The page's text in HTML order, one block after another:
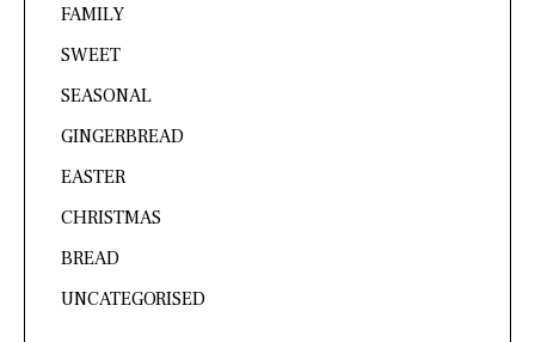
FAMILY
SWEET
SEASONAL
GINGERBREAD
EASTER
CHRISTMAS
BREAD
UNCATEGORISED